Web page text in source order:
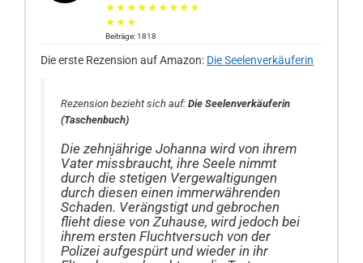
★★★★★★★★★
★★★
Beiträge: 1818
Die erste Rezension auf Amazon: Die Seelenverkäuferin
Rezension bezieht sich auf: Die Seelenverkäuferin
(Taschenbuch)
Die zehnjährige Johanna wird von ihrem
Vater missbraucht, ihre Seele nimmt
durch die stetigen Vergewaltigungen
durch diesen einen immerwährenden
Schaden. Verängstigt und gebrochen
flieht diese von Zuhause, wird jedoch bei
ihrem ersten Fluchtversuch von der
Polizei aufgespürt und wieder in ihr